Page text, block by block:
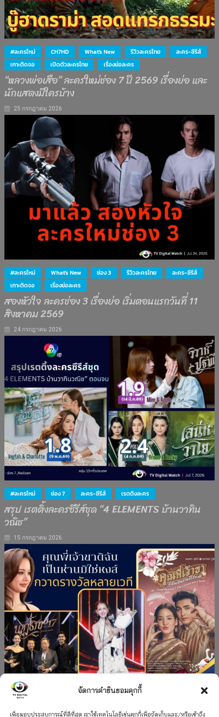
จัดการคำยินยอมคุกกี้
เพื่อมอบประสบการณ์ที่ดีที่สุด เราใช้เทคโนโลยีเช่นคุกกี้เพื่อจัดเก็บและ/หรือเข้าถึง
#ละครใหม่ CH7HD What's New รีวิวละครไทย
ละคร-ซีรีส์
เกาะติดจอ
เปิดตัวละครไทย เรื่องย่อละคร
“หลวงพ่อเสือ” ละครใหม่ช่อง 7 ปี 2569 เรื่องย่อ และ
นักแสดงมีใครบ้าง
25 กรกฎาคม 2026
#ละครใหม่ What's New ช่อง 3 รีวิวละครไทย
ละคร-ซีรีส์
เกาะติดจอ
เรื่องย่อละคร
สองหัวใจ ละครช่อง 3 เรื่องย่อ เริ่มตอนแรกวันที่ 11
สิงหาคม 2569
24 กรกฎาคม 2026
#ละครใหม่ ช่อง 7 ละคร-ซีรีส์ เรตติงละคร
สรุป เรตติ้งละครซีรีส์ชุด “4 ELEMENTS บ้านวาทิน
วณิช”
15 กรกฎาคม 2026